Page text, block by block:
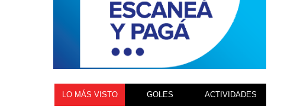
LO MÁS VISTO GOLES ACTIVIDADES